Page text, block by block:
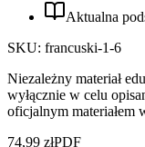
Aktualna
SKU: francuski-1-6
Niezależny materiał
wyłącznie w celu
oficjalnym materiałem
74,99 złPDF